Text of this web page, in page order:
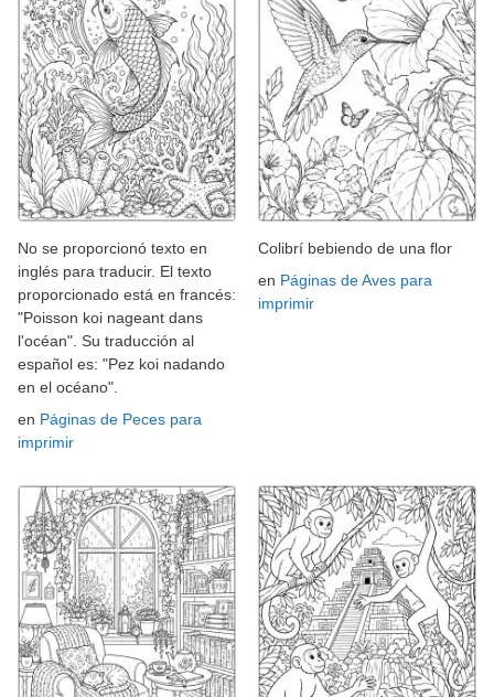
No se proporcionó texto en
inglés para traducir. El texto
proporcionado está en francés:
"Poisson koi nageant dans
l'océan". Su traducción al
español es: "Pez koi nadando
en el océano".
en Páginas de Peces para
imprimir
Colibrí bebiendo de una flor
en Páginas de Aves para
imprimir